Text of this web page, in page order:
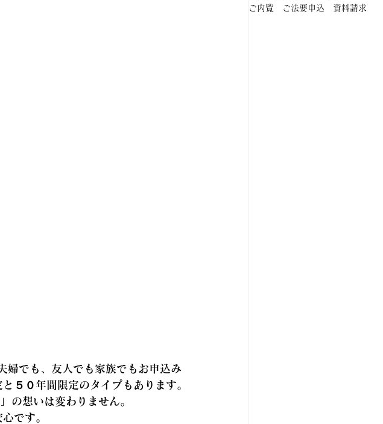
ご内覧 ご法要申込 資料請求
婦でも、友人でも家族でもお申込み
５０年間限定のタイプもあります。
の想いは変わりません。
です。